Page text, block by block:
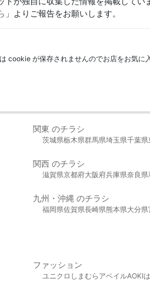
」よりご報告をお願いします。
cookie が保存されませんのでお店をお気に
関東 のチラシ
茨城県栃木県群馬県埼玉県千葉県
関西 のチラシ
滋賀県京都府大阪府兵庫県奈良県
九州・沖縄 のチラシ
福岡県佐賀県長崎県熊本県大分県
ファッション
ユニクロ しまむら アベイルAOKI